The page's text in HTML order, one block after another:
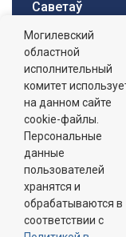
Саветаў
Тэлефон гарачай
лініі:
8 (0222) 71-32-
Графік работы:
пн-пт: 8.00 -
абедзенны
Сайт
Могилевский
областной
исполнительный
комитет
на данном сайте
cookie-файлы.
Персональные
данные
пользователей
хранятся и
обрабатываются в
соответствии с